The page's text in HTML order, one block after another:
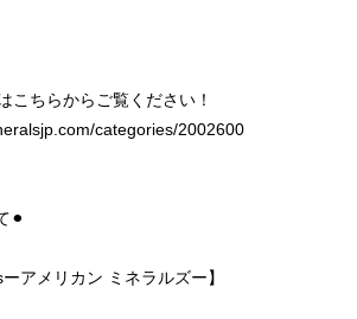
こちらからご覧ください！
categories/2002600
⚫︎
アメリカン ミネラルズー】